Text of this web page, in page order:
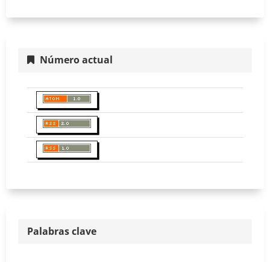
Número actual
Palabras clave